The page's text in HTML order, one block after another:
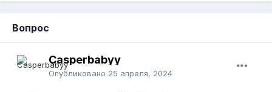
Вопрос
Casperbabyy
Опубликовано 25 апреля, 2024